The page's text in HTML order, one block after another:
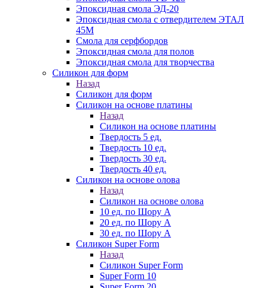
Эпоксидная смола ЭД-20
Эпоксидная смола с отвердителем ЭТАЛ
45М
Смола для серфбордов
Эпоксидная смола для полов
Эпоксидная смола для творчества
Силикон для форм
Назад
Силикон для форм
Силикон на основе платины
Назад
Силикон на основе платины
Твердость 5 ед.
Твердость 10 ед.
Твердость 30 ед.
Твердость 40 ед.
Силикон на основе олова
Назад
Силикон на основе олова
10 ед. по Шору А
20 ед. по Шору А
30 ед. по Шору А
Силикон Super Form
Назад
Силикон Super Form
Super Form 10